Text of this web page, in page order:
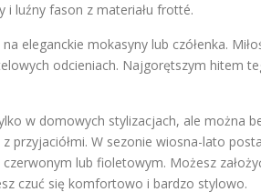
i luźny fason z materiału frotté.
eleganckie mokasyny lub czółenka.
odcieniach. Najgorętszym hitem
w domowych stylizacjach, ale można
przyjaciółmi. W sezonie wiosna-lato
lub fioletowym. Możesz
czuć się komfortowo i bardzo stylowo.